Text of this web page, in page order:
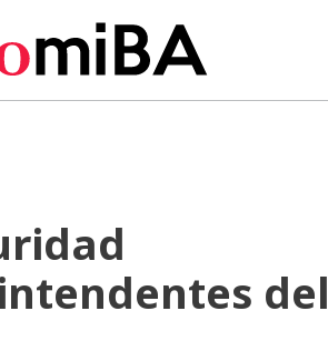
del